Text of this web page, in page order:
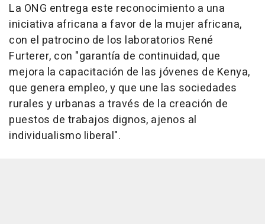
La ONG entrega este reconocimiento a una
iniciativa africana a favor de la mujer africana,
con el patrocino de los laboratorios René
Furterer, con "garantía de continuidad, que
mejora la capacitación de las jóvenes de Kenya,
que genera empleo, y que une las sociedades
rurales y urbanas a través de la creación de
puestos de trabajos dignos, ajenos al
individualismo liberal".